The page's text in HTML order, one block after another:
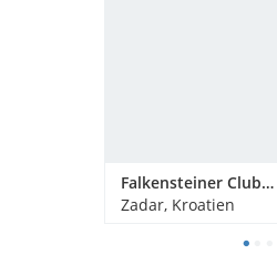
Falkensteiner Club Funimation Borik
Zadar, Kroatien